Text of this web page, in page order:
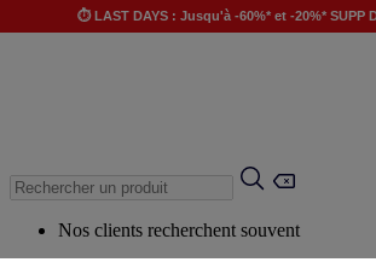
⏱️ LAST DAYS : Jusqu'à -60%* et -20%* SUPP
Nos clients recherchent souvent